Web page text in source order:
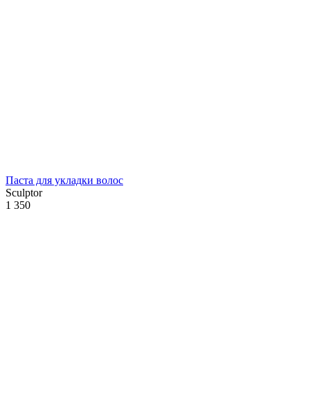
Паста для укладки волос
Sculptor
1 350